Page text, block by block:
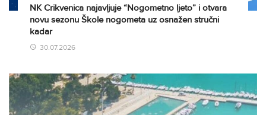
NK Crikvenica najavljuje “Nogometno ljeto” i otvara
novu sezonu Škole nogometa uz osnažen stručni
kadar
30.07.2026